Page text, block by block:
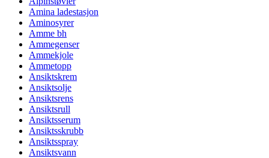
Amina ladestasjon
Aminosyrer
Amme bh
Ammegenser
Ammekjole
Ammetopp
Ansiktskrem
Ansiktsolje
Ansiktsrens
Ansiktsrull
Ansiktsserum
Ansiktsskrubb
Ansiktsspray
Ansiktsvann